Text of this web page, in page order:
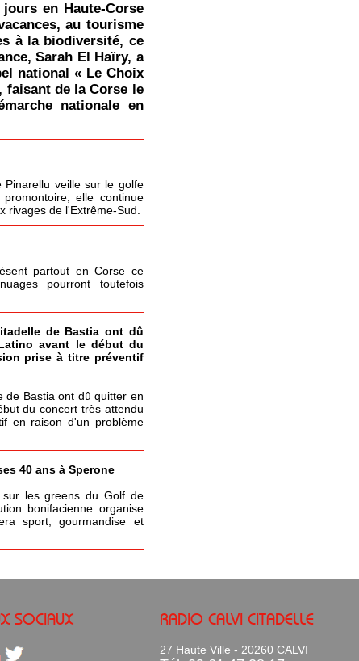
en Haute-Corse
au tourisme
à la biodiversité, ce
Sarah El Haïry, a
national « Le Choix
faisant de la Corse le
nationale en
veille sur le golfe
elle continue
rivages de l'Extrême-Sud.
partout en Corse ce
pourront toutefois
de Bastia ont dû
avant le début du
prise à titre préventif
de Bastia ont dû quitter en
du concert très attendu
en raison d'un problème
40 ans à Sperone
les greens du Golf de
bonifacienne organise
sport, gourmandise et
SOCIAUX RADIO CALVI CITADELLE
27 Haute Ville - 20260 CALVI